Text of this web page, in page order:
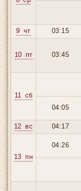
9 чт
03:15
10 пт 03:45
11 сб
04:05
12 вс
04:17
13 пн
04:26